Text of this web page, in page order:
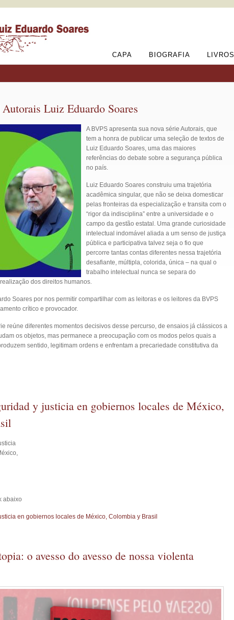
CAPA BIOGRAFIA LIVROS
Luiz Eduardo Soares
A BVPS apresenta sua nova série Autorais, que
tem a honra de publicar uma seleção de textos de
Luiz Eduardo Soares, uma das maiores
referências do debate sobre a segurança pública
no país.
Luiz Eduardo Soares construiu uma trajetória
acadêmica singular, que não se deixa domesticar
pelas fronteiras da especialização e transita com o
“rigor da indisciplina” entre a universidade e o
campo da gestão estatal. Uma grande curiosidade
intelectual indomável aliada a um senso de justiça
pública e participativa talvez seja o fio que
percorre tantas contas diferentes nessa trajetória
desafiante, múltipla, colorida, única – na qual o
trabalho intelectual nunca se separa do
dos direitos humanos.
Soares por nos permitir compartilhar com as leitoras e os leitores da BVPS
crítico e provocador.
reúne diferentes momentos decisivos desse percurso, de ensaios já clássicos a
os objetos, mas permanece a preocupação com os modos pelos quais a
sentido, legitimam ordens e enfrentam a precariedade constitutiva da
y justicia en gobiernos locales de México,
abaixo
en gobiernos locales de México, Colombia y Brasil
o avesso do avesso de nossa violenta